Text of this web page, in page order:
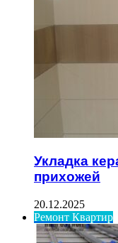
Укладка
прихожей
20.12.2025
Ремонт Квартир